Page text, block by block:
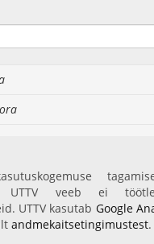
naturalia
veelUTTV veeb ei
UTTV kasutab Google
andmekaitsetingimustest.